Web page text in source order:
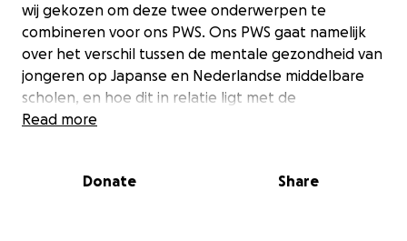
wij gekozen om deze twee onderwerpen te
combineren voor ons PWS. Ons PWS gaat namelijk
over het verschil tussen de mentale gezondheid van
jongeren op Japanse en Nederlandse middelbare
scholen, en hoe dit in relatie ligt met de
maatschappij van dit land. Dit doen we om te kijken
voor 2 weken naar ons toegekomen voor dezelfde
Read more
Donate Share